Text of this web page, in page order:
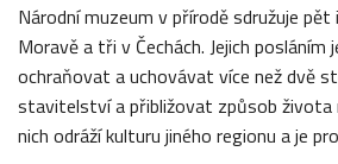
Národní muzeum v přírodě sdružuje
Moravě a tři v Čechách. Jejich
ochraňovat a uchovávat více než dvě
stavitelství a přibližovat způsob života
nich odráží kulturu jiného regionu a je